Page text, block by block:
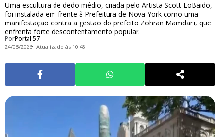
Uma escultura de dedo médio, criada pelo Artista Scott LoBaido,
foi instalada em frente à Prefeitura de Nova York como uma
manifestação contra a gestão do prefeito Zohran Mamdani, que
enfrenta forte descontentamento popular.
PorPortal 57
24/05/2026 Atualizado às 10:48